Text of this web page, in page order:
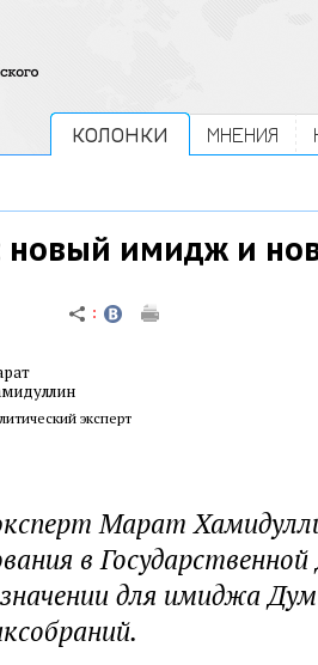
КОЛОНКИ МНЕНИЯ
новый имидж и
эксперт
Марат
в
для имиджа